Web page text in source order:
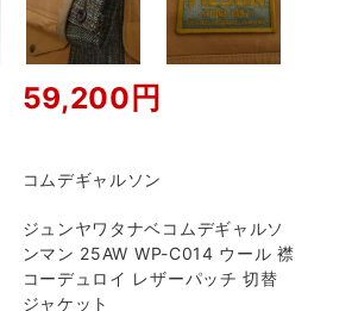
59,200円
コムデギャルソン
ジュンヤワタナベコムデギャルソ
ンマン 25AW WP-C014 ウール 襟
コーデュロイ レザーパッチ 切替
ジャケット